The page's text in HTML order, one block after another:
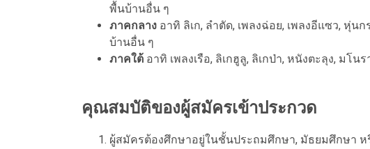
พื้นบ้านอื่น ๆ
ภาคกลาง อาทิ ลิเก, ลำตัด, เพลงฉ่อย, เพลงอีแซว, หุ่นก
บ้านอื่น ๆ
ภาคใต้ อาทิ เพลงเรือ, ลิเกฮูลู, ลิเกป่า, หนังตะลุง, มโนร
คุณสมบัติของผู้สมัครเข้าประกวด
ผู้สมัครต้องศึกษาอยู่ในชั้นประถมศึกษา, มัธยมศึกษา